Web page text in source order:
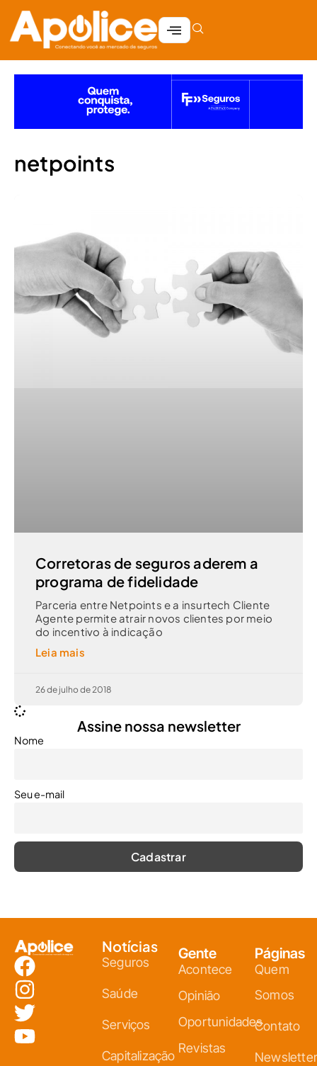
netpoints
Corretoras de seguros aderem a
programa de fidelidade
Parceria entre Netpoints e a insurtech Cliente
Agente permite atrair novos clientes por meio
do incentivo à indicação
Leia mais
26 de julho de 2018
Assine nossa newsletter
Nome
Seu e-mail
Notícias
Seguros
Saúde
Serviços
Capitalização
Gente
Acontece
Opinião
Oportunidades
Revistas
Páginas
Quem
Somos
Contato
Newsletter